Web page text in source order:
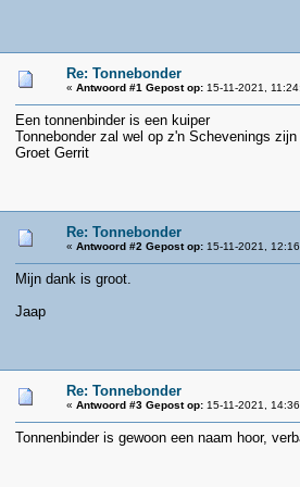
Re: Tonnebonder
« Antwoord #1 Gepost op:15-11-2021,
Een tonnenbinder is een kuiper
Tonnebonder zal wel op z'n Schevenings zijn
Groet Gerrit
Re: Tonnebonder
« Antwoord #2 Gepost op:15-11-2021,
Mijn dank is groot.
Jaap
Re: Tonnebonder
« Antwoord #3 Gepost op:15-11-2021,
Tonnenbinder is gewoon een naam hoor,